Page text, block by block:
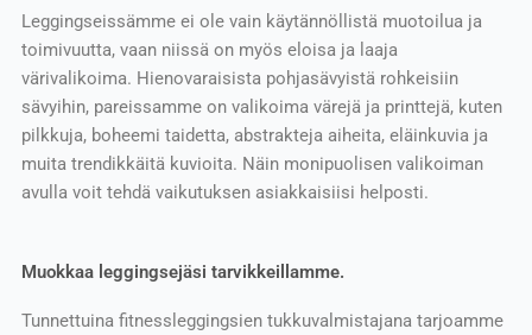
Leggingseissämme ei ole vain käytännöllistä muotoilua ja
toimivuutta, vaan niissä on myös eloisa ja laaja
värivalikoima. Hienovaraisista pohjasävyistä rohkeisiin
sävyihin, pareissamme on valikoima värejä ja printtejä, kuten
pilkkuja, boheemi taidetta, abstrakteja aiheita, eläinkuvia ja
muita trendikkäitä kuvioita. Näin monipuolisen valikoiman
avulla voit tehdä vaikutuksen asiakkaisiisi helposti.
Muokkaa leggingsejäsi tarvikkeillamme.
Tunnettuina fitnessleggingsien tukkuvalmistajana tarjoamme